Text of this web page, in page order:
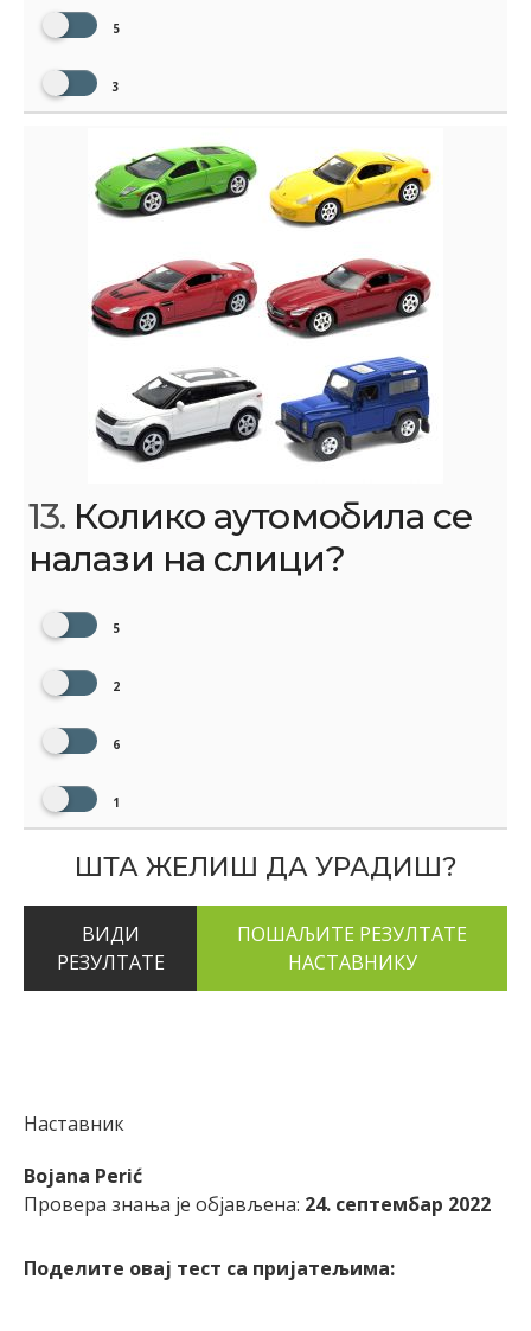
5
3
13. Колико аутомобила се
налази на слици?
5
2
6
1
ШТА ЖЕЛИШ ДА УРАДИШ?
ВИДИ
РЕЗУЛТАТЕ
Наставник
Bojana Perić
Провера знања је објављена: 24. септембар 2022
Поделите овај тест са пријатељима: